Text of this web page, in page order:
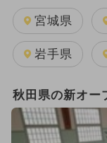
2026年7月の
2025年8月の
2025年2月の
宮城県
岩手県
秋田県の新オー